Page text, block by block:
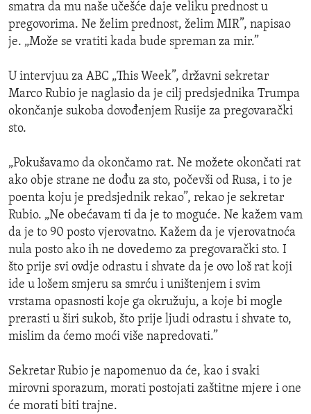
smatra da mu naše učešće daje veliku prednost u
pregovorima. Ne želim prednost, želim MIR”, napisao
je. „Može se vratiti kada bude spreman za mir.”
U intervjuu za ABC „This Week”, državni sekretar
Marco Rubio je naglasio da je cilj predsjednika Trumpa
okončanje sukoba dovođenjem Rusije za pregovarački
sto.
„Pokušavamo da okončamo rat. Ne možete okončati rat
ako obje strane ne dođu za sto, počevši od Rusa, i to je
poenta koju je predsjednik rekao”, rekao je sekretar
Rubio. „Ne obećavam ti da je to moguće. Ne kažem vam
da je to 90 posto vjerovatno. Kažem da je vjerovatnoća
nula posto ako ih ne dovedemo za pregovarački sto. I
što prije svi ovdje odrastu i shvate da je ovo loš rat koji
ide u lošem smjeru sa smrću i uništenjem i svim
vrstama opasnosti koje ga okružuju, a koje bi mogle
prerasti u širi sukob, što prije ljudi odrastu i shvate to,
mislim da ćemo moći više napredovati.”
Sekretar Rubio je napomenuo da će, kao i svaki
mirovni sporazum, morati postojati zaštitne mjere i one
će morati biti trajne.